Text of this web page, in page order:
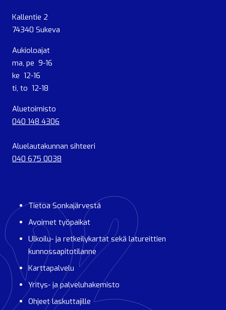
Kallentie 2
74340 Sukeva
Aukioloajat
ma, pe 9-16
ke 12-16
ti, to 12-18
Aluetoimisto
040 148 4306
Aluelautakunnan sihteeri
040 675 0038
Tietoa Sonkajärvestä
Avoimet työpaikat
Ulkoilu- ja retkeilykartat sekä latureittien
kunnossapitotilanne
Karttapalvelu
Yritys- ja palveluhakemisto
Ohjeet laskuttajille